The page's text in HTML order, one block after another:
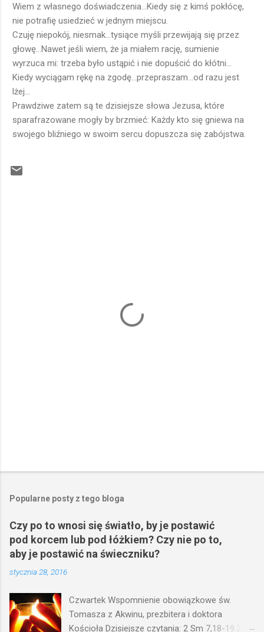
Wiem z własnego doświadczenia...Kiedy się z kimś pokłócę,
nie potrafię usiedzieć w jednym miejscu.
Czuję niepokój, niesmak...tysiące myśli przewijają się przez
głowę...Nawet jeśli wiem, że ja miałem rację, sumienie
wyrzuca mi: trzeba było ustąpić i nie dopuścić do kłótni...
Kiedy wyciągam rękę na zgodę...przepraszam...od razu jest
lżej...
Prawdziwe zatem są te dzisiejsze słowa Jezusa, które
sparafrazowane mogły by brzmieć: Każdy kto się gniewa na
swojego bliźniego w swoim sercu dopuszcza się zabójstwa.
Popularne posty z tego bloga
Czy po to wnosi się światło, by je postawić
pod korcem lub pod łóżkiem? Czy nie po to,
aby je postawić na świeczniku?
stycznia 28, 2016
Czwartek Wspomnienie obowiązkowe św.
Tomasza z Akwinu, prezbitera i doktora
Kościoła Dzisiejsze czytania: 2 Sm 7,18-19.24-